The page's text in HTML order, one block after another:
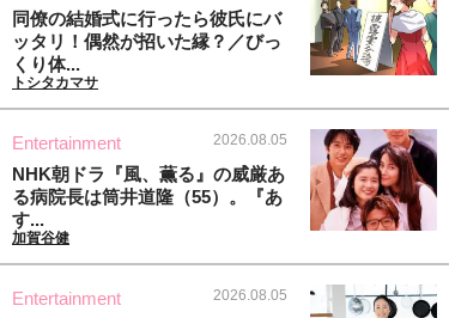
同僚の結婚式に行ったら彼氏にバ
ッタリ！偶然が招いた縁？／びっ
くり体...
トシタカマサ
Entertainment 2026.08.05
NHK朝ドラ『風、薫る』の威厳あ
る病院長は筒井道隆（55）。『あ
す...
加賀谷健
Entertainment 2026.08.05